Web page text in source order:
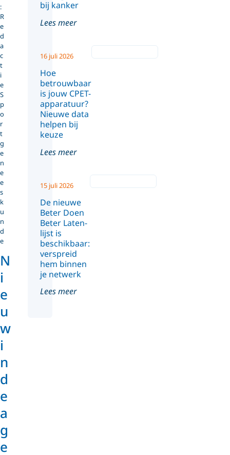
N
i
e
u
w
i
n
d
e
a
g
e
:
R
e
d
a
c
t
i
e
S
p
o
r
t
g
e
n
e
e
s
k
u
n
d
e
bij kanker
Lees meer
Hoe
betrouwbaar
is jouw CPET-
apparatuur?
Nieuwe data
helpen bij
keuze
16 juli 2026
Lees meer
De nieuwe
Beter Doen
Beter Laten-
lijst is
beschikbaar:
verspreid
hem binnen
je netwerk
15 juli 2026
Lees meer